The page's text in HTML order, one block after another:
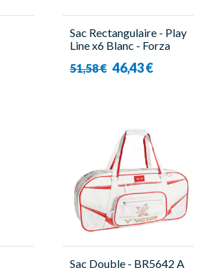
Sac Rectangulaire - Play
Line x6 Blanc - Forza
51,58 € 46,43 €
Sac Double - BR5642 A